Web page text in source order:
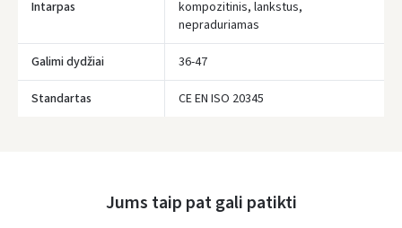
Intarpas
kompozitinis, lankstus,
nepraduriamas
Galimi dydžiai 36-47
Standartas CE EN ISO 20345
Jums taip pat gali patikti
Pamiršote slaptažodį?
ARBA
Facebook
Dar neturite paskyros? Registruokites